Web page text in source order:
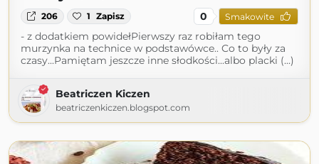
206 1 Zapisz 0 Smakowite
- z dodatkiem powidełPierwszy raz robiłam tego
murzynka na technice w podstawówce.. Co to były za
czasy...Pamiętam jeszcze inne słodkości...albo placki (...)
Beatriczen Kiczen
beatriczenkiczen.blogspot.com